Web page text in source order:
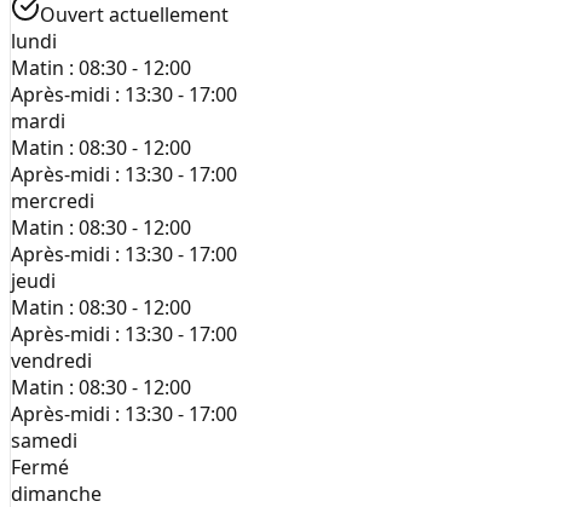
Ouvert actuellement
lundi
Matin : 08:30 - 12:00
Après-midi : 13:30 - 17:00
mardi
Matin : 08:30 - 12:00
Après-midi : 13:30 - 17:00
mercredi
Matin : 08:30 - 12:00
Après-midi : 13:30 - 17:00
jeudi
Matin : 08:30 - 12:00
Après-midi : 13:30 - 17:00
vendredi
Matin : 08:30 - 12:00
Après-midi : 13:30 - 17:00
samedi
Fermé
dimanche